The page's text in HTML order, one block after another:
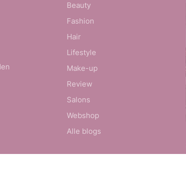
Beauty
Fashion
Hair
Lifestyle
Make-up
Review
Salons
Webshop
Alle blogs